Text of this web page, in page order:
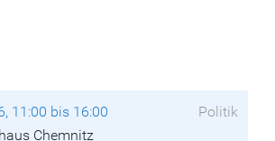
11:00 bis 16:00
Politik
Chemnitz